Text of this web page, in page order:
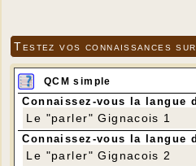
Testez vos connaissances
QCM simple
Connaissez-vous la langue
Le "parler" Gignacois 1
Connaissez-vous la langue
Le "parler" Gignacois 2